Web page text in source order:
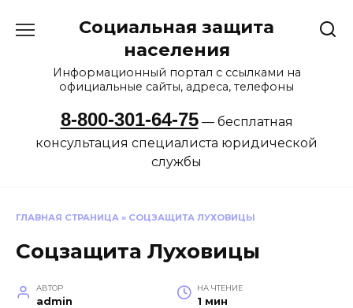
Социальная защита
населения
Информационный портал с ссылками на
официальные сайты, адреса, телефоны
8-800-301-64-75— бесплатная
консультация специалиста юридической
службы
ГЛАВНАЯ СТРАНИЦА » СОЦЗАЩИТА ЛУХОВИЦЫ
Соцзащита Луховицы
АВТОР
admin
НА ЧТЕНИЕ
1 мин